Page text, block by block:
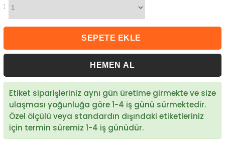
:
Etiket siparişleriniz aynı gün üretime girmekte ve size
ulaşması yoğunluğa göre 1-4 iş günü sürmektedir.
Özel ölçülü veya standardın dışındaki etiketleriniz
için termin süremiz 1-4 iş günüdür.